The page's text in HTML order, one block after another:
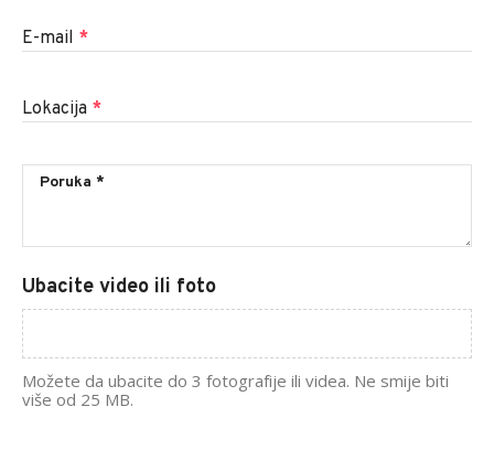
E-mail *
Lokacija *
Ubacite video ili foto
Možete da ubacite do 3 fotografije ili videa. Ne smije biti
više od 25 MB.